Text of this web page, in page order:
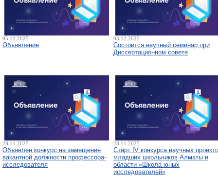
05.12.2025
Объявление
03.12.2025
Состоится научный семинар при
Диссертационном совете
28.11.2025
Объявлен конкурс на замещение
вакантной должности профессора-
исследователя
28.11.2025
Старт IV конкурса научных
младших школьников Алматы и
области «Школа юных
исследователей»